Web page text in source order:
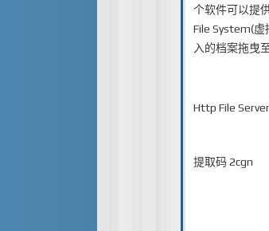
个软件可以提
File System(
入的档案拖曳
Http File
提取码 2cgn